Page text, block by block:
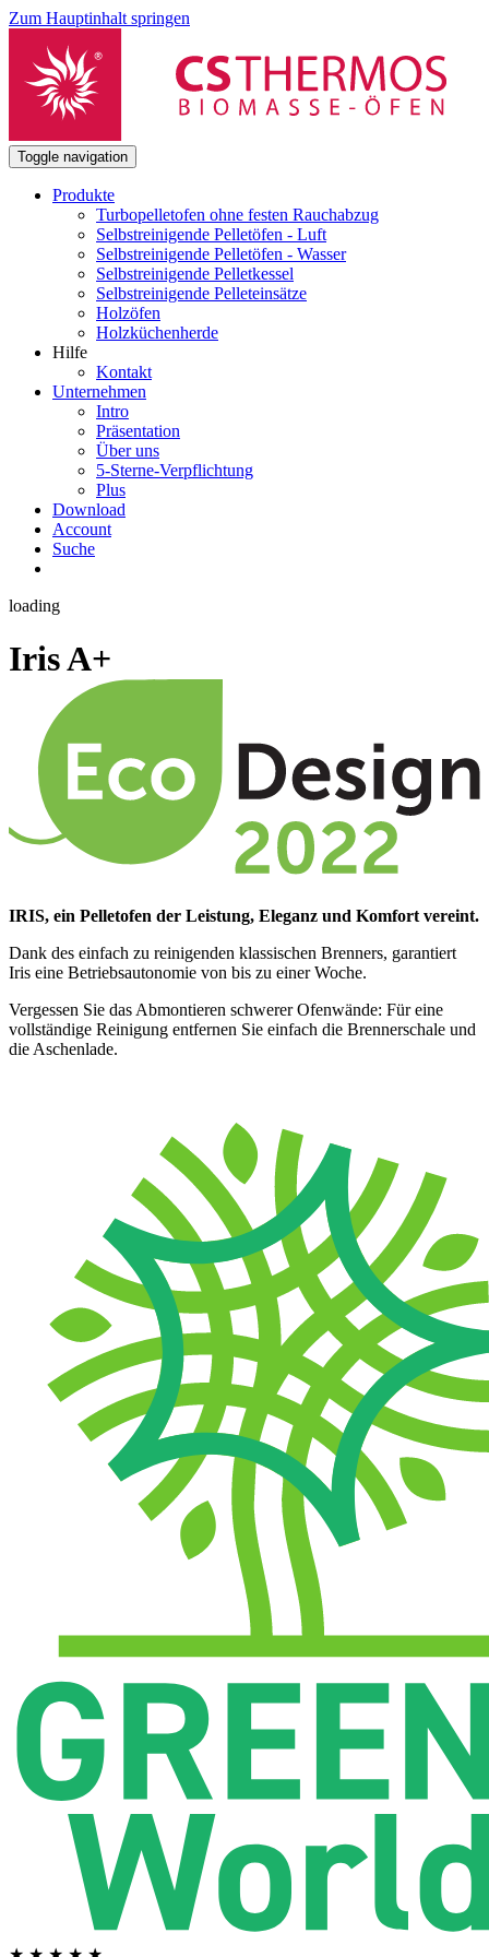
Zum Hauptinhalt springen
Toggle navigation
Produkte
Turbopelletofen ohne festen Rauchabzug
Selbstreinigende Pelletöfen - Luft
Selbstreinigende Pelletöfen - Wasser
Selbstreinigende Pelletkessel
Selbstreinigende Pelleteinsätze
Holzöfen
Holzküchenherde
Hilfe
Kontakt
Unternehmen
Intro
Präsentation
Über uns
5-Sterne-Verpflichtung
Plus
Download
Account
Suche
loading
IrisA+
IRIS, ein Pelletofen der Leistung, Eleganz und Komfort vereint.
Dank des einfach zu reinigenden klassischen Brenners, garantiert
Iris eine Betriebsautonomie von bis zu einer Woche.
Vergessen Sie das Abmontieren schwerer Ofenwände: Für eine
vollständige Reinigung entfernen Sie einfach die Brennerschale und
die Aschenlade.